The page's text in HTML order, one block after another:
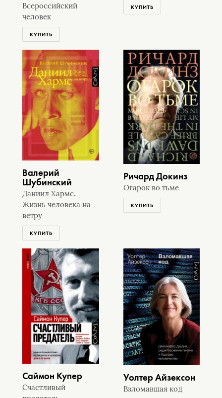
Всероссийский
человек
КУПИТЬ
КУПИТЬ
Валерий
Шубинский
Даниил Хармс.
Жизнь человека на
ветру
КУПИТЬ
Ричард Докинз
Огарок во тьме
КУПИТЬ
Саймон Купер
Счастливый
Уолтер Айзексон
Взломавшая код